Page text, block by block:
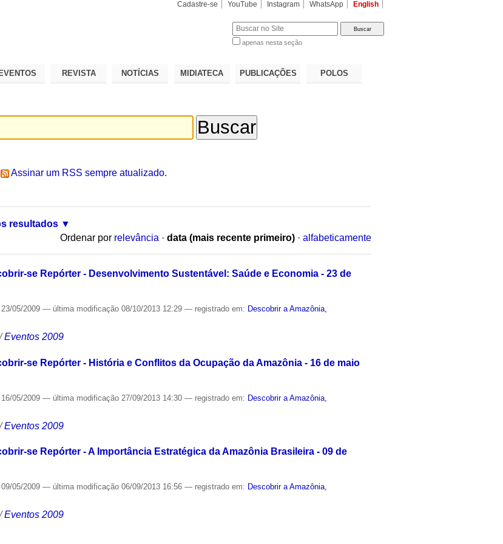
Cadastre-se YouTube Instagram WhatsApp English
apenas nesta seção
EVENTOS REVISTA NOTÍCIAS MIDIATECA PUBLICAÇÕES POLOS
Assinar um RSS sempre atualizado.
resultados
Ordenar por relevância · data (mais recente primeiro) · alfabeticamente
se Repórter - Desenvolvimento Sustentável: Saúde e Economia - 23 de
23/05/2009— última modificação 08/10/2013 12:29— registrado em: Descobrir a Amazônia,
/Eventos 2009
se Repórter - História e Conflitos da Ocupação da Amazônia - 16 de maio
16/05/2009— última modificação 27/09/2013 14:30— registrado em: Descobrir a Amazônia,
/Eventos 2009
se Repórter - A Importância Estratégica da Amazônia Brasileira - 09 de
09/05/2009— última modificação 06/09/2013 16:56— registrado em: Descobrir a Amazônia,
/Eventos 2009